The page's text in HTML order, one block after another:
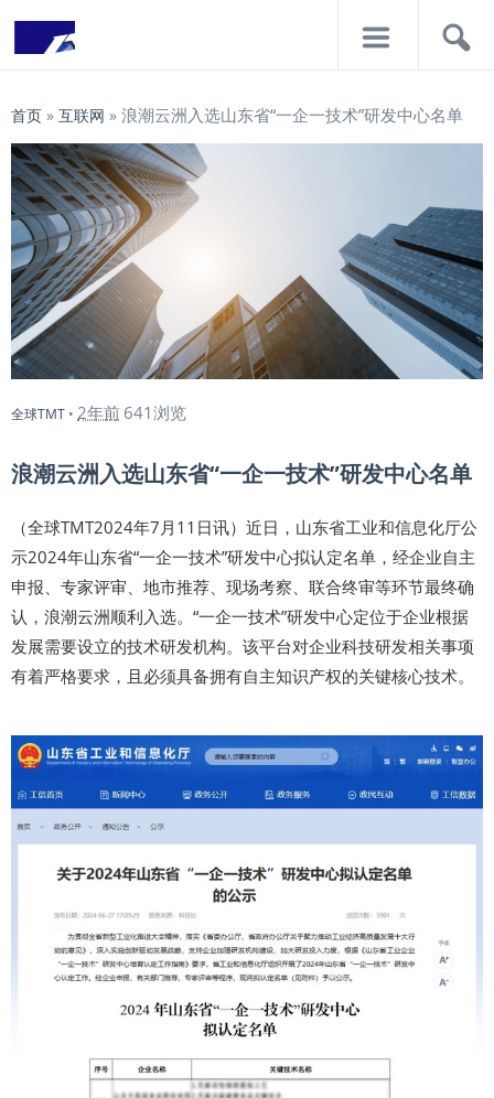
首页 » 互联网 » 浪潮云洲入选山东省“一企一技术”研发中心名单
全球TMT • 2年前 641浏览
浪潮云洲入选山东省“一企一技术”研发中心名单
（全球TMT2024年7月11日讯）近日，山东省工业和信息化厅公
示2024年山东省“一企一技术”研发中心拟认定名单，经企业自主
申报、专家评审、地市推荐、现场考察、联合终审等环节最终确
认，浪潮云洲顺利入选。“一企一技术”研发中心定位于企业根据
发展需要设立的技术研发机构。该平台对企业科技研发相关事项
有着严格要求，且必须具备拥有自主知识产权的关键核心技术。